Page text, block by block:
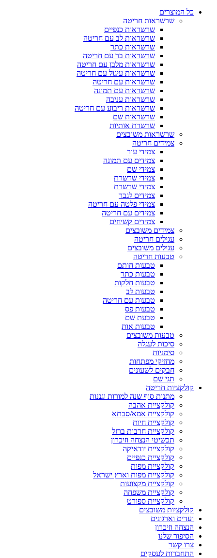
כל המוצרים
שרשראות חריטה
שרשראות כנפיים
שרשראות לב עם חריטה
שרשראות כתר
שרשראות בר עם חריטה
שרשראות מלבן עם חריטה
שרשראות עיגול עם חריטה
שרשראות עם חריטה
שרשראות עם תמונה
שרשראות עניבה
שרשראות ריבוע עם חריטה
שרשראות שם
שרשרת אותיות
שרשראות משובצים
צמידים חריטה
צמידי עור
צמידים עם תמונה
צמידי שם
צמידי שרשרת
צמידי שרשרת
צמידים לגבר
צמידי פלטה עם חריטה
צמידים עם חריטה
צמידים קשיחים
צמידים משובצים
עגילים חריטה
עגילים משובצים
טבעות חריטה
טבעות חותם
טבעות כתר
טבעות חלקות
טבעות לב
טבעות עם חריטה
טבעות פס
טבעת שם
טבעות אות
טבעות משובצים
סיכות לעגלה
סימניות
מחזיקי מפתחות
חבקים לשעונים
תגי שם
קולקציות חריטה
מתנות סוף שנה למורות וגננות
קולקציית אהבה
קולקציית אמא/סבתא
קולקציית חיות
קולקציית חרבות ברזל
תכשיטי הנצחה וזיכרון
קולקציית יודאיקה
קולקציית כנפיים
קולקציית מפות
קולקציית מפות וארץ ישראל
קולקציית מקצועות
קולקציית משפחה
קולקציית ספורט
קולקציות משובצים
ועדים וארגונים
הנצחה וזיכרון
הסיפור שלנו
צרו קשר
התחברות לעסקים